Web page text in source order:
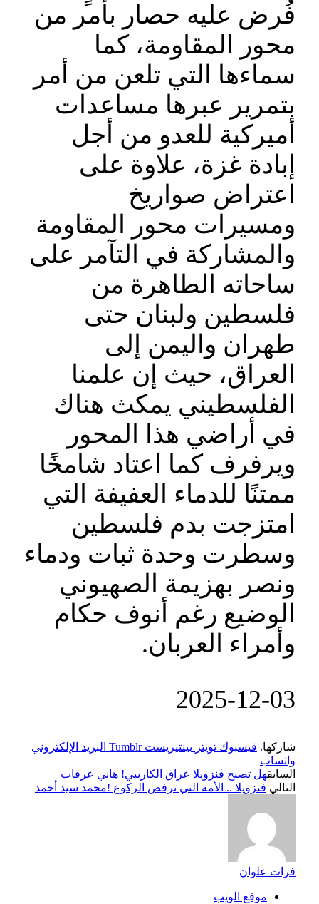
فُرض عليه حصار بأمر من
محور المقاومة، كما
سماءها التي تلعن من أمر
بتمرير عبرها مساعدات
أميركية للعدو من أجل
إبادة غزة، علاوة على
اعتراض صواريخ
ومسيرات محور المقاومة
والمشاركة في التآمر على
ساحاته الطاهرة من
فلسطين ولبنان حتى
طهران واليمن إلى
العراق، حيث إن علمنا
الفلسطيني يمكث هناك
في أراضي هذا المحور
ويرفرف كما اعتاد شامخًا
ممتنًا للدماء العفيفة التي
امتزجت بدم فلسطين
وسطرت وحدة ثبات ودماء
ونصر بهزيمة الصهيوني
الوضيع رغم أنوف حكام
وأمراء العربان.
‎2025-‎12-‎03
شاركها. فيسبوك تويتر بينتيريست Tumblr البريد الإلكتروني
واتساب
السابقهل تصبح ڤنزويلا عراق الكاريبي! هاني عرفات
التالي فنزويلا .. الأمة التي ترفض الركوع !محمد سيد أحمد
فرات علوان
موقع الويب